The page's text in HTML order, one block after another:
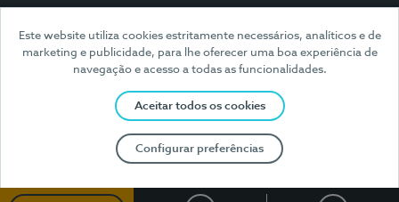
Este website utiliza cookies estritamente necessários, analíticos e de
marketing e publicidade, para lhe oferecer uma boa experiência de
navegação e acesso a todas as funcionalidades.
Aceitar todos os cookies
Configurar preferências